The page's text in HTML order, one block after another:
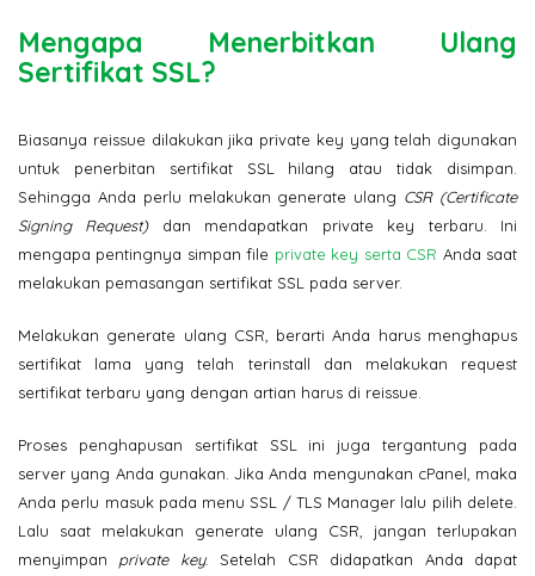
Mengapa Menerbitkan Ulang
Sertifikat SSL?
Biasanya reissue dilakukan jika private key yang telah digunakan
untuk penerbitan sertifikat SSL hilang atau tidak disimpan.
Sehingga Anda perlu melakukan generate ulang CSR (Certificate
Signing Request)dan mendapatkan private key terbaru. Ini
mengapa pentingnya simpan file private key serta CSR Anda saat
melakukan pemasangan sertifikat SSL pada server.
Melakukan generate ulang CSR, berarti Anda harus menghapus
sertifikat lama yang telah terinstall dan melakukan request
sertifikat terbaru yang dengan artian harus di reissue.
Proses penghapusan sertifikat SSL ini juga tergantung pada
server yang Anda gunakan. Jika Anda mengunakan cPanel, maka
Anda perlu masuk pada menu SSL / TLS Manager lalu pilih delete.
Lalu saat melakukan generate ulang CSR, jangan terlupakan
menyimpan private key. Setelah CSR didapatkan Anda dapat